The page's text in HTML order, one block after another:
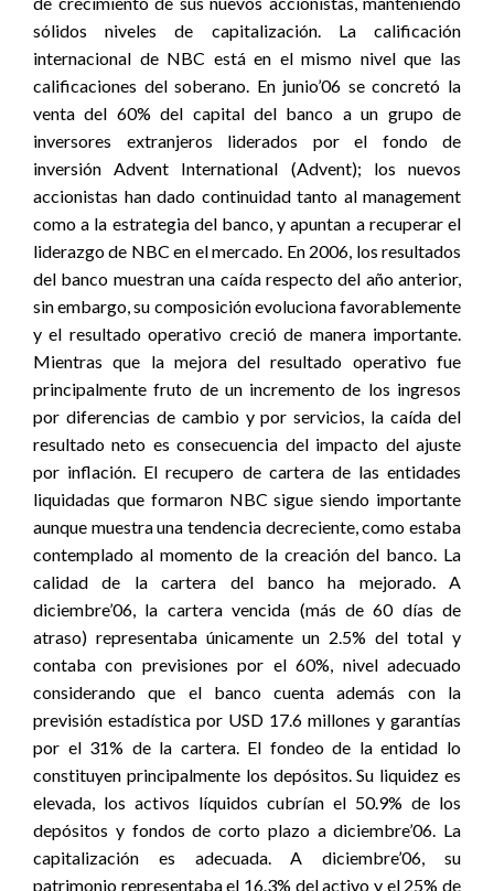
sólidos niveles de capitalización. La calificación
internacional de NBC está en el mismo nivel que las
calificaciones del soberano. En junio’06 se concretó la
venta del 60% del capital del banco a un grupo de
inversores extranjeros liderados por el fondo de
inversión Advent International (Advent); los nuevos
accionistas han dado continuidad tanto al management
como a la estrategia del banco, y apuntan a recuperar el
liderazgo de NBC en el mercado. En 2006, los resultados
del banco muestran una caída respecto del año anterior,
sin embargo, su composición evoluciona favorablemente
y el resultado operativo creció de manera importante.
Mientras que la mejora del resultado operativo fue
principalmente fruto de un incremento de los ingresos
por diferencias de cambio y por servicios, la caída del
resultado neto es consecuencia del impacto del ajuste
por inflación. El recupero de cartera de las entidades
liquidadas que formaron NBC sigue siendo importante
aunque muestra una tendencia decreciente, como estaba
contemplado al momento de la creación del banco. La
calidad de la cartera del banco ha mejorado. A
diciembre’06, la cartera vencida (más de 60 días de
atraso) representaba únicamente un 2.5% del total y
contaba con previsiones por el 60%, nivel adecuado
considerando que el banco cuenta además con la
previsión estadística por USD 17.6 millones y garantías
por el 31% de la cartera. El fondeo de la entidad lo
constituyen principalmente los depósitos. Su liquidez es
elevada, los activos líquidos cubrían el 50.9% de los
depósitos y fondos de corto plazo a diciembre’06. La
capitalización es adecuada. A diciembre’06, su
patrimonio representaba el 16.3% del activo y el 25% de